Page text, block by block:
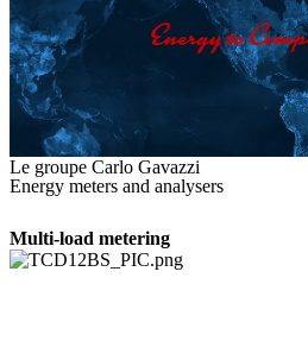
Le groupe Carlo Gavazzi
Energy meters and analysers
Multi-load metering